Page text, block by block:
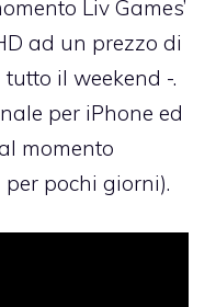
Liv Games’
ad un prezzo di
il weekend -.
per iPhone ed
momento
per pochi giorni).